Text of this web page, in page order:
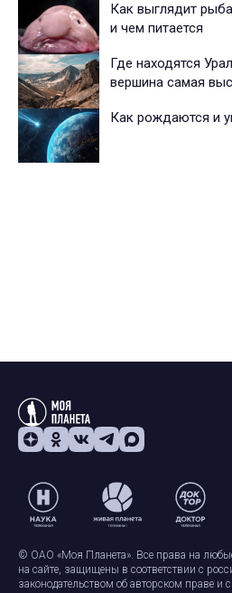
Как выглядит
и чем питается
Где находятся
вершина самая
Как рождаются и
© ОАО «Моя Планета». Все права на
на сайте, защищены в соответствии с
законодательством об авторском праве и